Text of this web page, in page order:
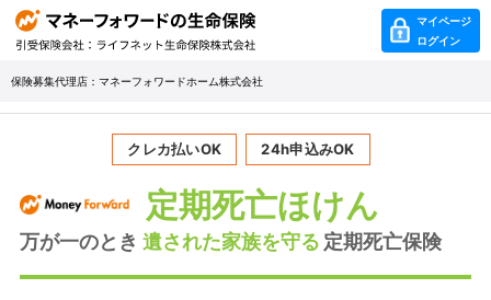
マイページ
ログイン
保険募集代理店：マネーフォワードホーム株式会社
クレカ払いOK 24h申込みOK
定期死亡ほけん
万が一のとき 遺された家族を守る 定期死亡保険